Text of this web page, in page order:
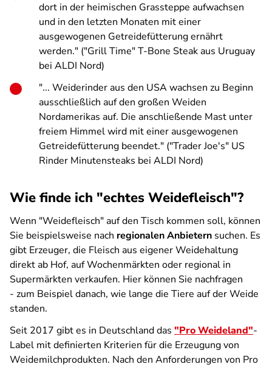
dort in der heimischen Grassteppe aufwachsen
und in den letzten Monaten mit einer
ausgewogenen Getreidefütterung ernährt
werden." ("Grill Time" T-Bone Steak aus Uruguay
bei ALDI Nord)
"... Weiderinder aus den USA wachsen zu Beginn
ausschließlich auf den großen Weiden
Nordamerikas auf. Die anschließende Mast unter
freiem Himmel wird mit einer ausgewogenen
Getreidefütterung beendet." ("Trader Joe's" US
Rinder Minutensteaks bei ALDI Nord)
Wie finde ich "echtes Weidefleisch"?
Wenn "Weidefleisch" auf den Tisch kommen soll, können
Sie beispielsweise nach regionalen Anbietern suchen. Es
gibt Erzeuger, die Fleisch aus eigener Weidehaltung
direkt ab Hof, auf Wochenmärkten oder regional in
Supermärkten verkaufen. Hier können Sie nachfragen
- zum Beispiel danach, wie lange die Tiere auf der Weide
standen.
Seit 2017 gibt es in Deutschland das "Pro Weideland"-
Label mit deﬁnierten Kriterien für die Erzeugung von
Weidemilchprodukten. Nach den Anforderungen von Pro